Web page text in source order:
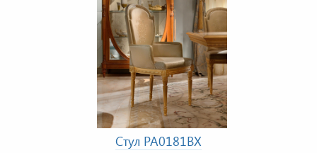
Стул PA0181BX